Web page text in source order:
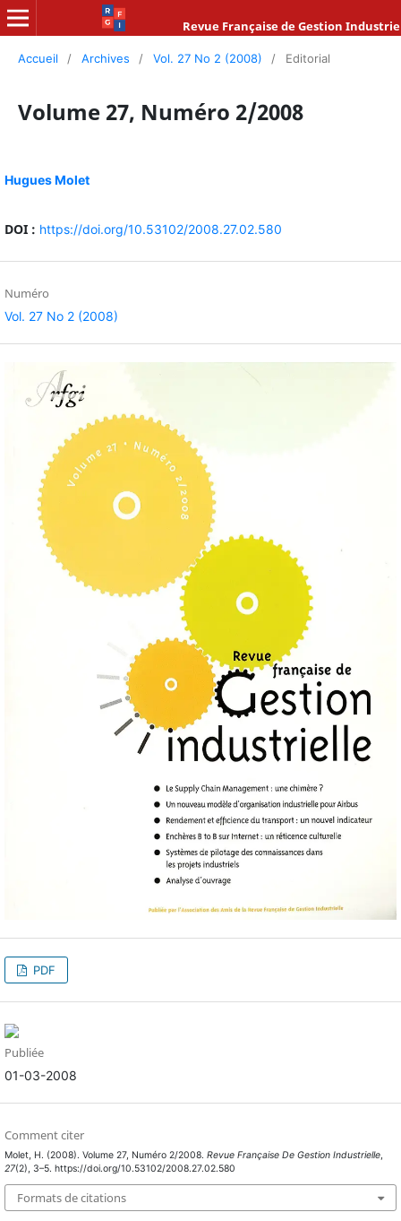
Revue Française de Gestion
Accueil / Archives / Vol. 27 No 2 (2008) / Editorial
Volume 27, Numéro 2/2008
Hugues Molet
DOI : https://doi.org/10.53102/2008.27.02.580
Numéro
Vol. 27 No 2 (2008)
PDF
Publiée
01-03-2008
Comment citer
Molet, H. (2008). Volume 27, Numéro 2/2008. Revue Française De Gestion Industrielle,
27(2), 3–5. https://doi.org/10.53102/2008.27.02.580
Formats de citations